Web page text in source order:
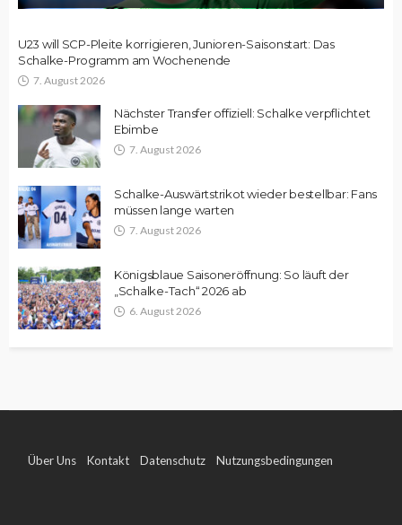
U23 will SCP-Pleite korrigieren, Junioren-Saisonstart: Das
Schalke-Programm am Wochenende
7. August 2026
Nächster Transfer offiziell: Schalke verpflichtet
Ebimbe
7. August 2026
Schalke-Auswärtstrikot wieder bestellbar: Fans
müssen lange warten
7. August 2026
Königsblaue Saisoneröffnung: So läuft der
„Schalke-Tach“ 2026 ab
6. August 2026
Über Uns Kontakt Datenschutz Nutzungsbedingungen